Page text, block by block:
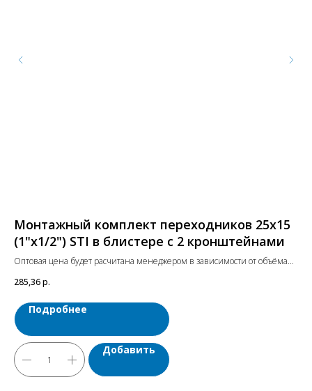
Монтажный комплект переходников 25х15
(1"х1/2") STI в блистере с 2 кронштейнами
Оптовая цена будет расчитана менеджером в зависимости от объёма
285,36р.
Подробнее
Добавить